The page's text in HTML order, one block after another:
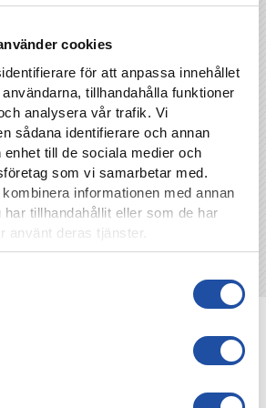
cookies
för att anpassa innehållet
tillhandahålla funktioner
analysera vår trafik. Vi
sådana identifierare och annan
enhet till de sociala medier och
som vi samarbetar med.
informationen med annan
tillhandahållit eller som de har
använt deras tjänster.
TILLBAKA